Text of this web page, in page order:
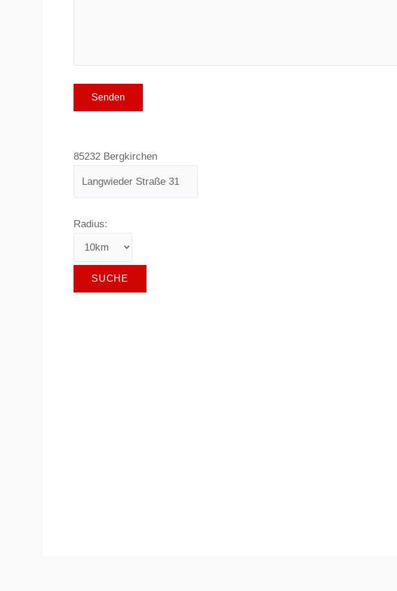
85232 Bergkirchen
Radius: